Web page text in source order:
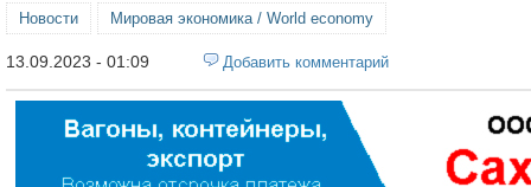
Новости Мировая экономика / World economy
13.09.2023 - 01:09 Добавить комментарий